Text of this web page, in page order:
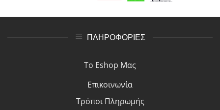
ΠΛΗΡΟΦΟΡΙΕΣ
Το Eshop Μας
Επικοινωνία
Τρόποι Πληρωμής